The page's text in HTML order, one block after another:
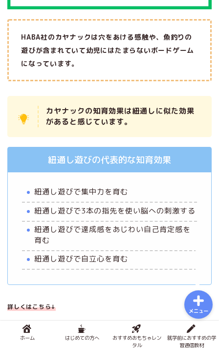
HABA社のカヤナックは穴をあける感触や、魚釣りの
遊びが含まれていて幼児にはたまらないボードゲーム
になっています。
カヤナックの知育効果は紐通しに似た効果
があると感じています。
紐通し遊びの代表的な知育効果
紐通し遊びで集中力を育む
紐通し遊びで3本の指先を使い脳への刺激する
紐通し遊びで達成感をあじわい自己肯定感を
育む
紐通し遊びで自立心を育む
詳しくはこちら↓
ホーム はじめての方へ
おすすめおもちゃレン
タル
就学前におすすめの学
習通信教材
メニュー
はじめての方へ
おもちゃで知育
積み木メソッド
おもちゃのサブスク
幼児学習